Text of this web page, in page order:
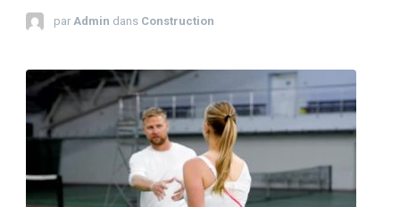
par Admin dans Construction